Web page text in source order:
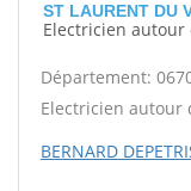
ST LAURENT DU
Electricien autour
Département:
Electricien autour
BERNARD